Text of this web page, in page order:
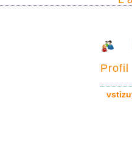
Profil